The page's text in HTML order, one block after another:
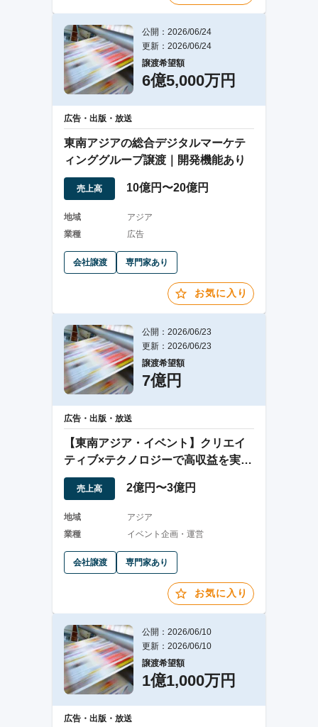
公開：2026/06/24
更新：2026/06/24
譲渡希望額
6億5,000万円
広告・出版・放送
東南アジアの総合デジタルマーケテ
ィンググループ譲渡｜開発機能あり
売上高 10億円〜20億円
地域
アジア
業種
広告
会社譲渡 専門家あり
お気に入り
公開：2026/06/23
更新：2026/06/23
譲渡希望額
7億円
広告・出版・放送
【東南アジア・イベント】クリエイ
ティブ×テクノロジーで高収益を実現
する企画会社
売上高 2億円〜3億円
地域
アジア
業種
イベント企画・運営
会社譲渡 専門家あり
お気に入り
公開：2026/06/10
更新：2026/06/10
譲渡希望額
1億1,000万円
広告・出版・放送